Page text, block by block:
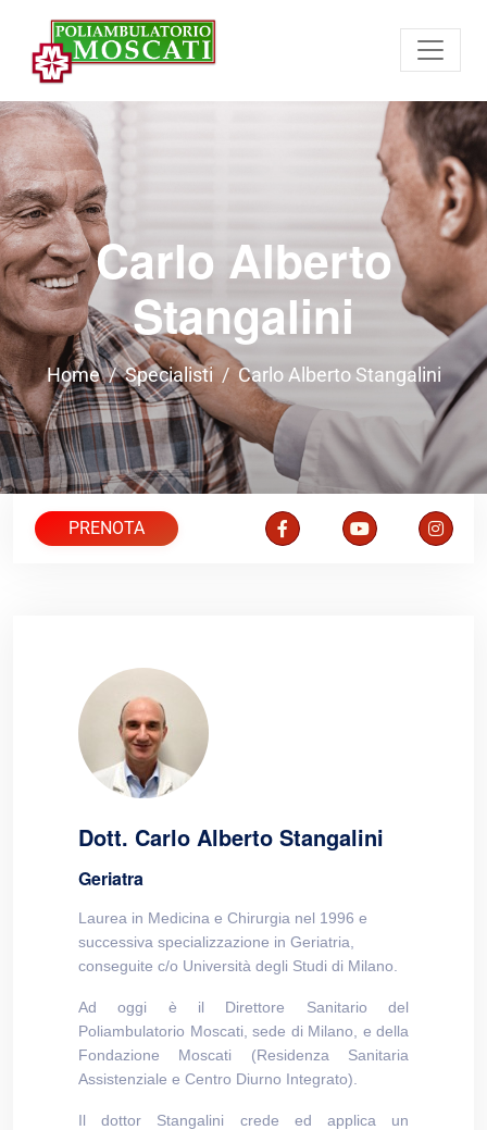
Carlo Alberto
Stangalini
Home Specialisti Carlo Alberto Stangalini
PRENOTA
Dott. Carlo Alberto Stangalini
Geriatra
Laurea in Medicina e Chirurgia nel 1996 e
successiva specializzazione in Geriatria,
conseguite c/o Università degli Studi di Milano.
Ad oggi è il Direttore Sanitario del
Poliambulatorio Moscati, sede di Milano, e della
Fondazione Moscati (Residenza Sanitaria
Assistenziale e Centro Diurno Integrato).
Il dottor Stangalini crede ed applica un